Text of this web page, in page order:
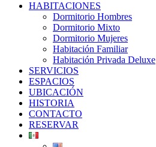
HABITACIONES
Dormitorio Hombres
Dormitorio Mixto
Dormitorio Mujeres
Habitación Familiar
Habitación Privada Deluxe
SERVICIOS
ESPACIOS
UBICACIÓN​
HISTORIA
CONTACTO
RESERVAR